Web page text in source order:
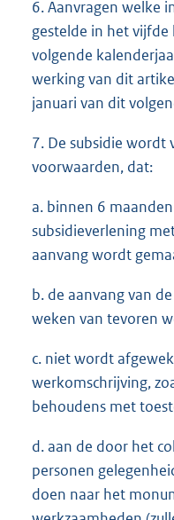
6. Aanvragen welke
gestelde in het
volgende
werking van dit
januari van dit
7. De subsidie wordt
voorwaarden, dat:
a. binnen 6
subsidieverlening
aanvang wordt
b. de aanvang van
weken van tevoren
c. niet wordt
werkomschrijving,
behoudens met
d. aan de door het
personen
doen naar het